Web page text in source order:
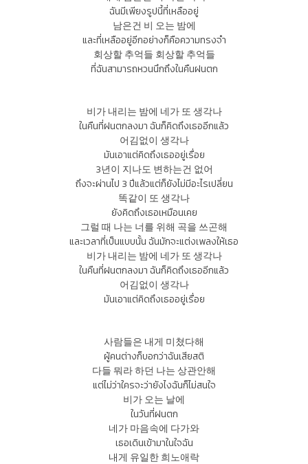
ฉันมีเพียงรูปนี้ที่เหลืออยู่
남은건 비 오는 밤에
และที่เหลืออยู่อีกอย่างก็คือความทรงจำ
회상할 추억들 회상할 추억들
ที่ฉันสามารถหวนนึกถึงในคืนฝนตก
비가 내리는 밤에 네가 또 생각나
ในคืนที่ฝนตกลงมา ฉันก็คิดถึงเธออีกแล้ว
어김없이 생각나
มันเอาแต่คิดถึงเธออยู่เรื่อย
3년이 지나도 변하는건 없어
ถึงจะผ่านไป 3 ปีแล้วแต่ก็ยังไม่มีอะไรเปลี่ยน
똑같이 또 생각나
ยังคิดถึงเธอเหมือนเคย
그럴 때 나는 너를 위해 곡을 쓰곤해
และเวลาที่เป็นแบบนั้น ฉันมักจะแต่งเพลงให้เธอ
비가 내리는 밤에 네가 또 생각나
ในคืนที่ฝนตกลงมา ฉันก็คิดถึงเธออีกแล้ว
어김없이 생각나
มันเอาแต่คิดถึงเธออยู่เรื่อย
사람들은 내게 미쳤다해
ผู้คนต่างก็บอกว่าฉันเสียสติ
다들 뭐라 하던 나는 상관안해
แต่ไม่ว่าใครจะว่ายังไงฉันก็ไม่สนใจ
비가 오는 날에
ในวันที่ฝนตก
네가 마음속에 다가와
เธอเดินเข้ามาในใจฉัน
내게 유일한 희노애락